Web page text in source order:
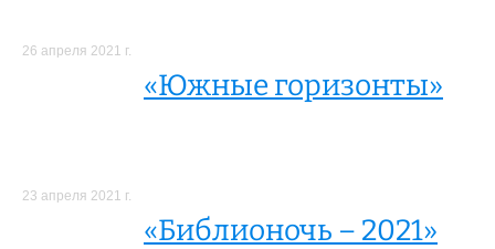
26 апреля 2021 г.
«Южные горизонты»
23 апреля 2021 г.
«Библионочь – 2021»